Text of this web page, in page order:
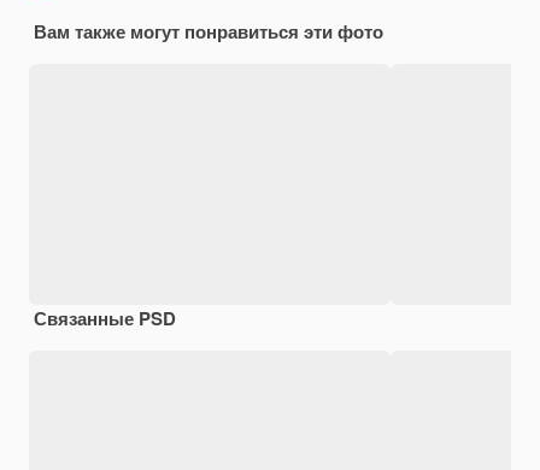
Вам также могут понравиться эти фото
Связанные PSD